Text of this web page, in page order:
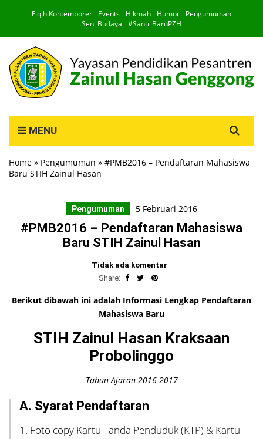
Fiqih Kontemporer Events Hikmah Humor
Pengumuman
Seni Budaya
#SantriBaruPZH
MENU
for:
Home » Pengumuman » #PMB2016 – Pendaftaran Mahasiswa
Baru STIH Zainul Hasan
Pengumuman 5 Februari 2016
#PMB2016 – Pendaftaran Mahasiswa
Baru STIH Zainul Hasan
Tidak ada komentar
Share:
Berikut dibawah ini adalah Informasi Lengkap Pendaftaran
Mahasiswa Baru
STIH Zainul Hasan Kraksaan
Probolinggo
Tahun Ajaran 2016-2017
A. Syarat Pendaftaran
1. Foto copy Kartu Tanda Penduduk (KTP) & Kartu